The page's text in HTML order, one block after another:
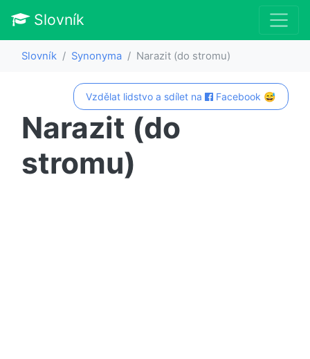
Slovník
Slovník Synonyma Narazit (do stromu)
Vzdělat lidstvo a sdílet na Facebook 😅
Narazit (do
stromu)